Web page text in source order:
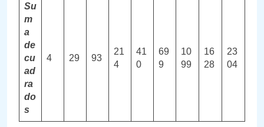
Su
m
a
de
cu
ad
ra
do
s
4 29 93
21
4
41
0
69
9
10
99
16
28
23
04